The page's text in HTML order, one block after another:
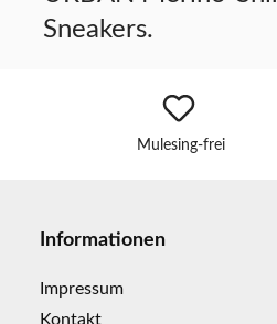
Sneakers.
Mulesing-frei
Informationen
Impressum
Kontakt